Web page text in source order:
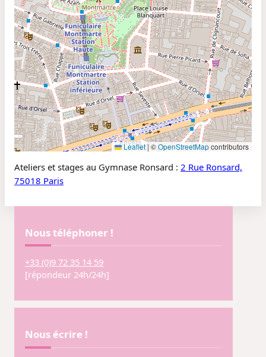
Leaflet|©OpenStreetMapcontributors
Ateliers et stages au Gymnase Ronsard : 2 Rue Ronsard,
75018 Paris
Nous téléphoner !
+33 (0)9 72 35 14 59
[répondeur 24h/24h]
Nous écrire !